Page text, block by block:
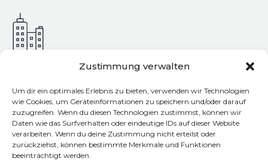
Zustimmung verwalten
Um dir ein optimales Erlebnis zu bieten, verwenden wir Technologien
wie Cookies, um Geräteinformationen zu speichern und/oder darauf
zuzugreifen. Wenn du diesen Technologien zustimmst, können wir
Daten wie das Surfverhalten oder eindeutige IDs auf dieser Website
verarbeiten. Wenn du deine Zustimmung nicht erteilst oder
zurückziehst, können bestimmte Merkmale und Funktionen
beeinträchtigt werden.
Adresse & Kontakt
tschechisch.online
Katerina Krejcova
Norweger Str. 4
10439 Berlin